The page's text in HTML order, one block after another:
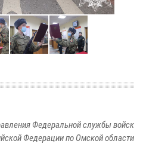
Федеральной службы войск
Федерации по Омской области